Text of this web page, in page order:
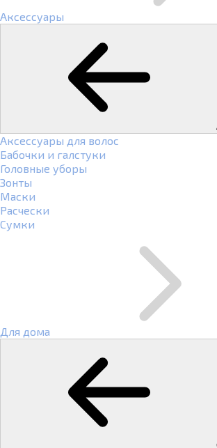
Аксессуары
Аксессуары для волос
Бабочки и галстуки
Головные уборы
Зонты
Маски
Расчески
Сумки
Для дома